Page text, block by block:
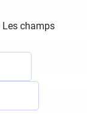
Les champs